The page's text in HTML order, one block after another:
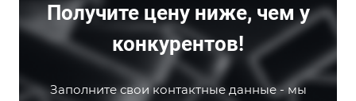
Получите цену ниже, чем у
конкурентов!
Заполните свои контактные данные - мы